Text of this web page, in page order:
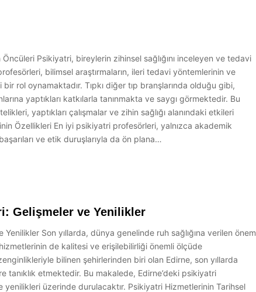
Öncüleri Psikiyatri, bireylerin zihinsel sağlığını inceleyen ve tedavi
bilimsel araştırmaların, ileri tedavi yöntemlerinin ve
bir rol oynamaktadır. Tıpkı diğer tıp branşlarında olduğu gibi,
yaptıkları katkılarla tanınmakta ve saygı görmektedir. Bu
yaptıkları çalışmalar ve zihin sağlığı alanındaki etkileri
Özellikleri En iyi psikiyatri profesörleri, yalnızca akademik
ve etik duruşlarıyla da ön plana…
Gelişmeler ve Yenilikler
Son yıllarda, dünya genelinde ruh sağlığına verilen önem
de kalitesi ve erişilebilirliği önemli ölçüde
bilinen şehirlerinden biri olan Edirne, son yıllarda
tanıklık etmektedir. Bu makalede, Edirne’deki psikiyatri
üzerinde durulacaktır. Psikiyatri Hizmetlerinin Tarihsel